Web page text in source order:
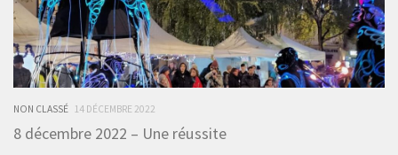
NON CLASSÉ 14 DÉCEMBRE 2022
8 décembre 2022 – Une réussite